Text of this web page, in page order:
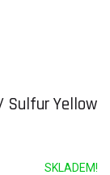
Sulfur Yellow
SKLADEM!